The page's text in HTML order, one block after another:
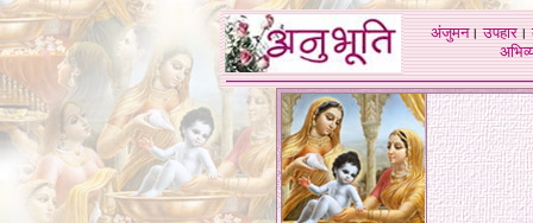
अंजुमन।उपहार।